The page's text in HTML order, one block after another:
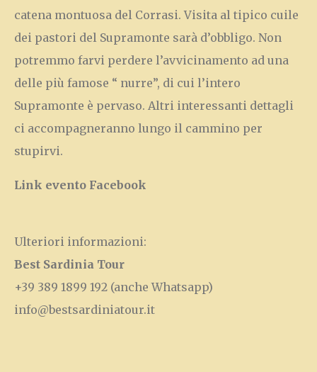
catena montuosa del Corrasi. Visita al tipico cuile
dei pastori del Supramonte sarà d’obbligo. Non
potremmo farvi perdere l’avvicinamento ad una
delle più famose “ nurre”, di cui l’intero
Supramonte è pervaso. Altri interessanti dettagli
ci accompagneranno lungo il cammino per
stupirvi.
Link evento Facebook
Ulteriori informazioni:
Best Sardinia Tour
+39 389 1899 192 (anche Whatsapp)
info@bestsardiniatour.it